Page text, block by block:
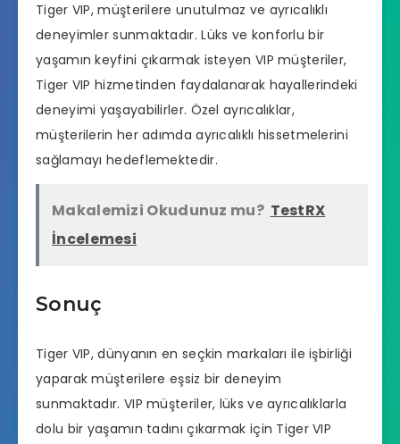
Tiger VIP, müşterilere unutulmaz ve ayrıcalıklı
deneyimler sunmaktadır. Lüks ve konforlu bir
yaşamın keyfini çıkarmak isteyen VIP müşteriler,
Tiger VIP hizmetinden faydalanarak hayallerindeki
deneyimi yaşayabilirler. Özel ayrıcalıklar,
müşterilerin her adımda ayrıcalıklı hissetmelerini
sağlamayı hedeflemektedir.
Makalemizi Okudunuz mu? TestRX
İncelemesi
Sonuç
Tiger VIP, dünyanın en seçkin markaları ile işbirliği
yaparak müşterilere eşsiz bir deneyim
sunmaktadır. VIP müşteriler, lüks ve ayrıcalıklarla
dolu bir yaşamın tadını çıkarmak için Tiger VIP